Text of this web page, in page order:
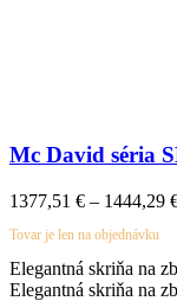
Mc David séria
1377,51 € – 1444,29
Tovar je len na objednávku
Elegantná skriňa na
Elegantná skriňa na